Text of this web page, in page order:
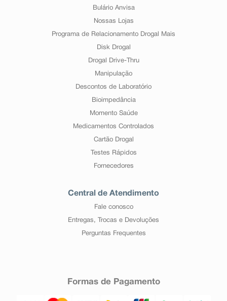
Bulário Anvisa
Nossas Lojas
Programa de Relacionamento Drogal Mais
Disk Drogal
Drogal Drive-Thru
Manipulação
Descontos de Laboratório
Bioimpedância
Momento Saúde
Medicamentos Controlados
Cartão Drogal
Testes Rápidos
Fornecedores
Central de Atendimento
Fale conosco
Entregas, Trocas e Devoluções
Perguntas Frequentes
Formas de Pagamento